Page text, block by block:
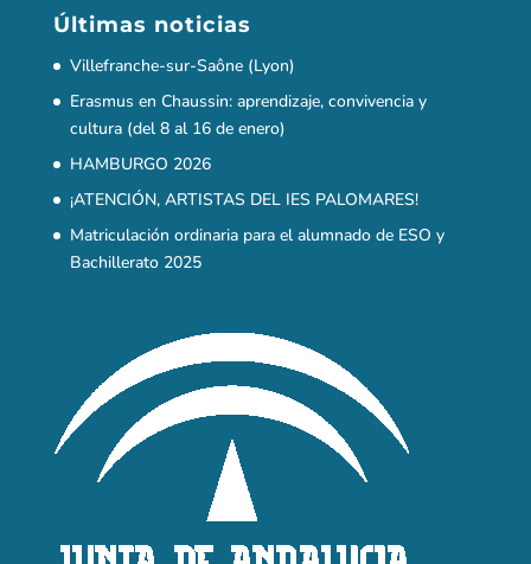
Matriculación ordinaria para el alumnado de ESO y
Bachillerato 2025